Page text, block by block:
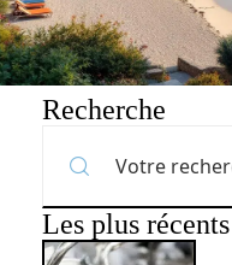
Recherche
Les plus récents